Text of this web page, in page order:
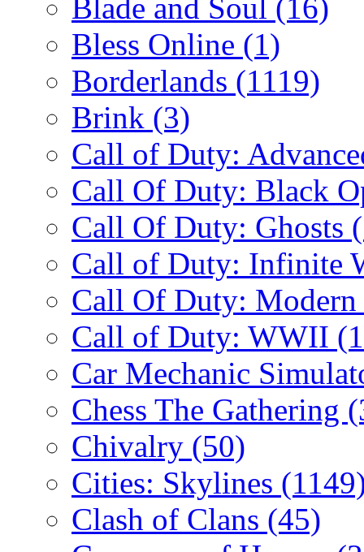
Blade and Soul (16)
Bless Online (1)
Borderlands (1119)
Brink (3)
Call of Duty:
Call Of Duty: Black
Call Of Duty: Ghosts
Call of Duty: Infinite
Call Of Duty:
Call of Duty: WWII
Car Mechanic
Chess The Gathering
Chivalry (50)
Cities: Skylines
Clash of Clans (45)